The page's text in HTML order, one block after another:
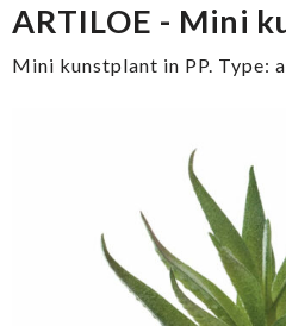
Tassen
ARTILOE - Mini
Mini kunstplant in PP. Type: